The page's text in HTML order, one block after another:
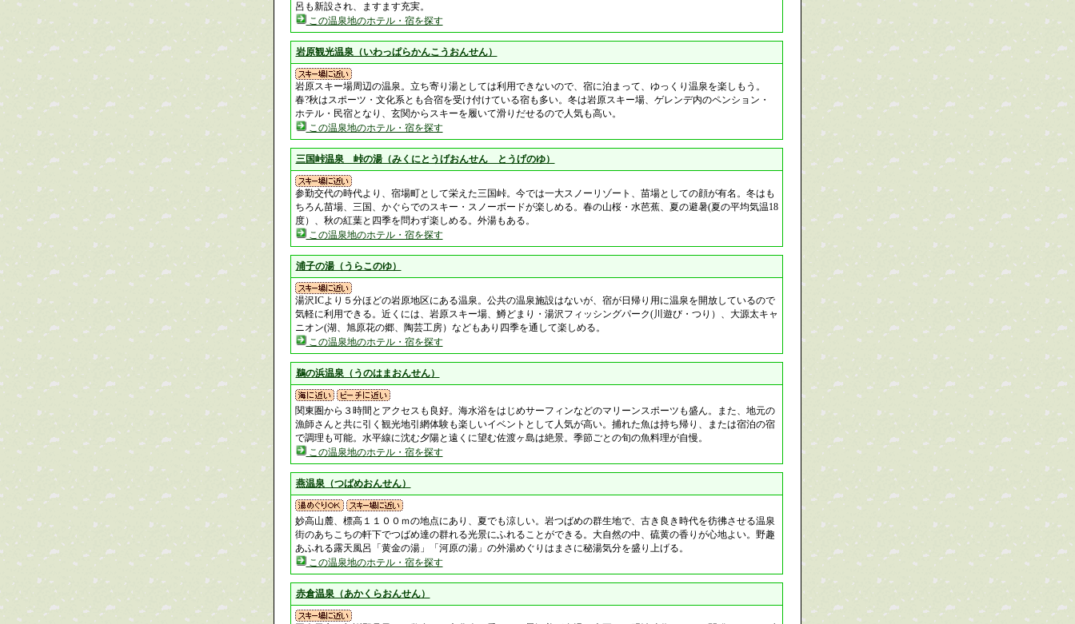
呂も新設され、ますます充実。
この温泉地のホテル・宿を探す
岩原観光温泉（いわっぱらかんこうおんせん）
岩原スキー場周辺の温泉。立ち寄り湯としては利用できないので、宿に泊まって、ゆっくり温泉を楽しもう。
春?秋はスポーツ・文化系とも合宿を受け付けている宿も多い。冬は岩原スキー場、ゲレンデ内のペンション・
ホテル・民宿となり、玄関からスキーを履いて滑りだせるので人気も高い。
この温泉地のホテル・宿を探す
三国峠温泉 峠の湯（みくにとうげおんせん とうげのゆ）
参勤交代の時代より、宿場町として栄えた三国峠。今では一大スノーリゾート、苗場としての顔が有名。冬はも
ちろん苗場、三国、かぐらでのスキー・スノーボードが楽しめる。春の山桜・水芭蕉、夏の避暑(夏の平均気温18
度）、秋の紅葉と四季を問わず楽しめる。外湯もある。
この温泉地のホテル・宿を探す
浦子の湯（うらこのゆ）
湯沢ICより５分ほどの岩原地区にある温泉。公共の温泉施設はないが、宿が日帰り用に温泉を開放しているので
気軽に利用できる。近くには、岩原スキー場、鱒どまり・湯沢フィッシングパーク(川遊び・つり）、大源太キャ
ニオン(湖、旭原花の郷、陶芸工房）などもあり四季を通して楽しめる。
この温泉地のホテル・宿を探す
鵜の浜温泉（うのはまおんせん）
関東圏から３時間とアクセスも良好。海水浴をはじめサーフィンなどのマリーンスポーツも盛ん。また、地元の
漁師さんと共に引く観光地引網体験も楽しいイベントとして人気が高い。捕れた魚は持ち帰り、または宿泊の宿
で調理も可能。水平線に沈む夕陽と遠くに望む佐渡ヶ島は絶景。季節ごとの旬の魚料理が自慢。
この温泉地のホテル・宿を探す
燕温泉（つばめおんせん）
妙高山麓、標高１１００ｍの地点にあり、夏でも涼しい。岩つばめの群生地で、古き良き時代を彷彿させる温泉
街のあちこちの軒下でつばめ達の群れる光景にふれることができる。大自然の中、硫黄の香りが心地よい。野趣
あふれる露天風呂「黄金の湯」「河原の湯」の外湯めぐりはまさに秘湯気分を盛り上げる。
この温泉地のホテル・宿を探す
赤倉温泉（あかくらおんせん）